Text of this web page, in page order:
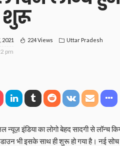
शुरू
2021 224 Views Uttar Pradesh
pm
न्यूज़ इंडिया का लोगो बेहद सादगी से लॉन्च
भी इसके साथ ही शुरू हो गया है। नई